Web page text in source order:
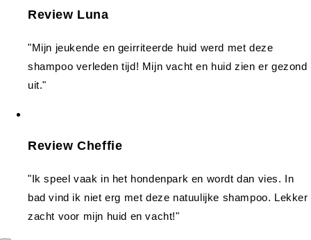
Review Luna
"Mijn jeukende en geirriteerde huid werd met deze
shampoo verleden tijd! Mijn vacht en huid zien er gezond
uit."
Review Cheffie
"Ik speel vaak in het hondenpark en wordt dan vies. In
bad vind ik niet erg met deze natuulijke shampoo. Lekker
zacht voor mijn huid en vacht!"